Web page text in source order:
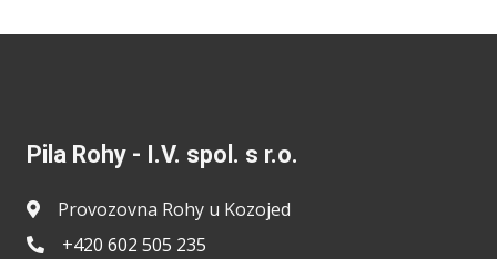
Pila Rohy - I.V. spol. s r.o.
Provozovna Rohy u Kozojed
+420 602 505 235